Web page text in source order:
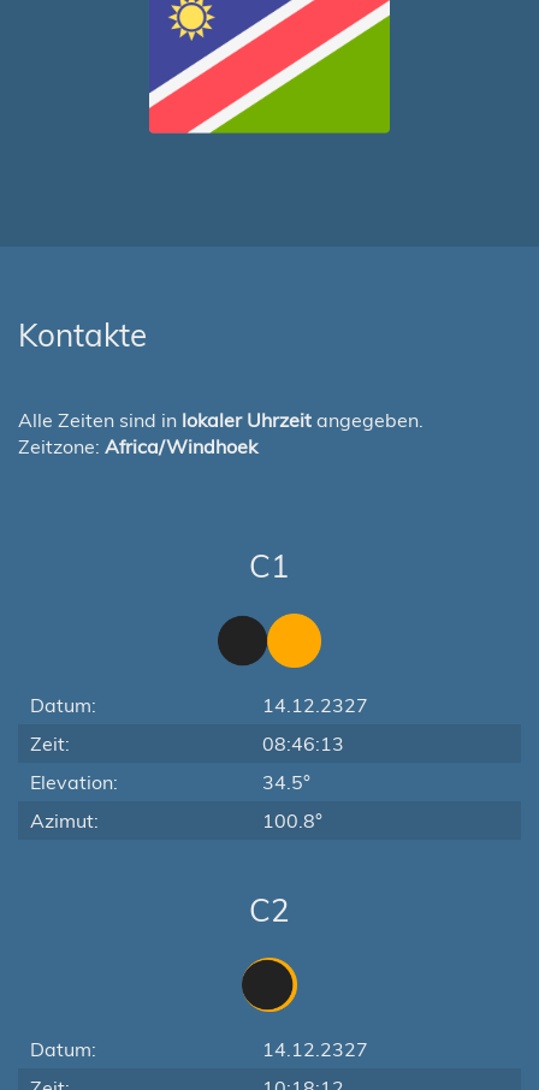
Kontakte
Alle Zeiten sind in lokaler Uhrzeit angegeben.
Zeitzone: Africa/Windhoek
C1
Datum:
14.12.2327
Zeit:
08:46:13
Elevation:
34.5°
Azimut:
100.8°
C2
Datum:
14.12.2327